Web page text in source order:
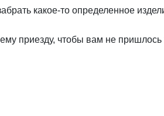
какое-то определенное
приезду, чтобы вам не пришлось